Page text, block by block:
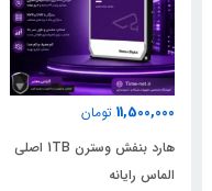
6,495,000 تومان
کنسول بازی Game Stick
GSS Pro